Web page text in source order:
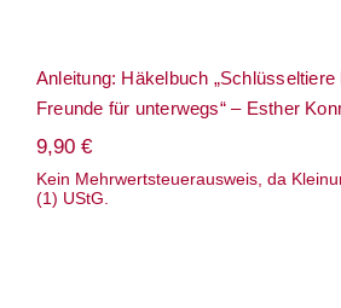
Anleitung: Häkelbuch „Schlüsseltiere
Freunde für unterwegs“ – Esther
9,90 €
Kein Mehrwertsteuerausweis, da
(1) UStG.